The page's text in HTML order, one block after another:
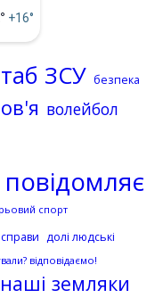
+16°
ЗСУ безпека
волейбол
спорт
долі людські
відповідаємо!
наші земляки